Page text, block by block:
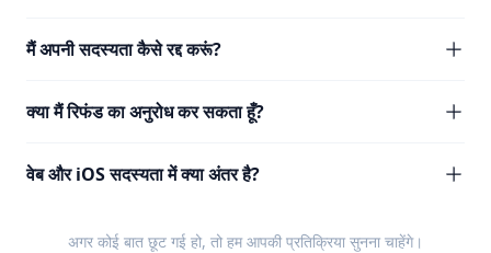
मैं अपनी सदस्यता कैसे रद्द करूं?
क्या मैं रिफंड का अनुरोध कर सकता हूँ?
वेब और iOS सदस्यता में क्या अंतर है?
अगर कोई बात छूट गई हो, तो हम आपकी प्रतिक्रिया सुनना चाहेंगे।